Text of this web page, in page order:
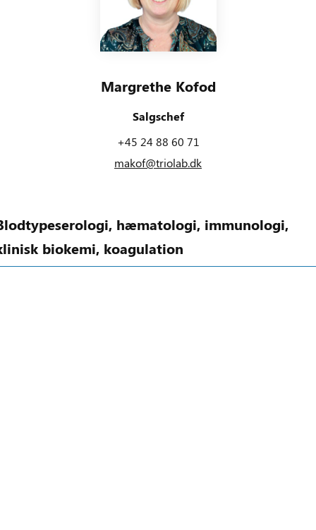
Margrethe Kofod
Salgschef
+45 24 88 60 71
makof@triolab.dk
hæmatologi, immunologi,
biokemi, koagulation